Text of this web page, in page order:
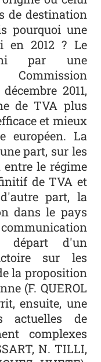
de destination
pourquoi une
en 2012 ? Le
par une
2011,
de TVA plus
et mieux
européen. La
part, sur les
le régime
de TVA et
part, la
dans le pays
départ d'un
sur les
la proposition
(F. QUEROL
ensuite, une
actuelles de
complexes
N. TILLI,